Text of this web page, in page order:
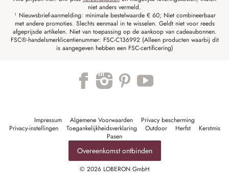
niet anders vermeld.
¹ Nieuwsbrief-aanmelding: minimale bestelwaarde € 60; Niet combineerbaar
met andere promoties. Slechts eenmaal in te wisselen. Geldt niet voor reeds
afgeprijsde artikelen. Niet van toepassing op de aankoop van cadeaubonnen.
FSC®-handelsmerklicentienummer: FSC-C136992 (Alleen producten waarbij dit
is aangegeven hebben een FSC-certificering)
Impressum Algemene Voorwaarden
Privacy bescherming
Privacy-instellingen
Toegankelijkheidsverklaring Outdoor Herfst
Kerstmis
Pasen
Overeenkomst ontbinden
© 2026 LOBERON GmbH